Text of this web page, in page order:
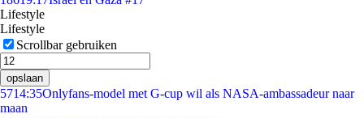
Lifestyle
Lifestyle
Scrollbar gebruiken
opslaan
5714:35Onlyfans-model met G-cup wil als NASA-ambassadeur naar
maan